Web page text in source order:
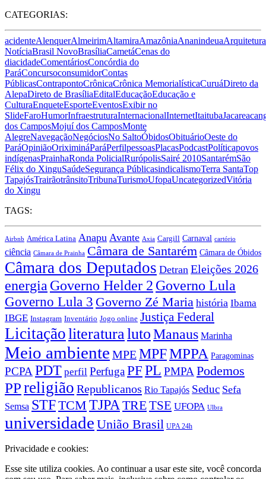
CATEGORIAS:
acidenteAlenquerAlmeirimAltamiraAmazôniaAnanindeuaArquitetura
NotíciaBrasil NovoBrasíliaCametáCenas do
diacidadeComentáriosConcórdia do
ParáConcursoconsumidorContas
PúblicasContrapontoCrônicaCrônica MemorialísticaCuruáDireto da
AlepaDireto de BrasíliaEditalEducaçãoEducação e
CulturaEnqueteEsporteEventosExibir no
SlideFaroHumorInfraestruturaInternacionalInternetItaituba
dos CamposMojuí dos CamposMonte
AlegreNavegaçãoNegóciosNo SaltoÓbidosObituárioOeste do
ParáOpiniãoOriximináParáPerfilpessoasPlacasPodcastPolíticapovos
indígenasPrainhaRonda PolicialRurópolisSairé 2010SantarémSão
Félix do XinguSaúdeSegurança PúblicasindicalismoTerra SantaTop
TapajósTrairãotrânsitoTribunaTurismoUfopaUncategorizedVitória
do Xingu
TAGS:
Airbnb América Latina Anapu Avante Axia Cargill Carnaval cartório
ciência Câmara de Prainha Câmara de Santarém Câmara de Óbidos
Câmara dos Deputados Detran Eleições 2026
energia Governo Helder 2 Governo Lula
Governo Lula 3 Governo Zé Maria história Ibama
IBGE Instagram Inventário Jogo online Justiça Federal
LicitaçãoliteraturalutoManaus Marinha
Meio ambiente MPEMPFMPPA Paragominas
PCPA PDT perfil PerfugaPFPL PMPA Podemos
PPreligião Republicanos Rio Tapajós Seduc Sefa
Semsa STFTCM TJPA TRETSE UFOPA Ulbra
universidade União Brasil UPA 24h
Privacidade e cookies:
Esse site utiliza cookies. Ao continuar a usar este site, você concorda